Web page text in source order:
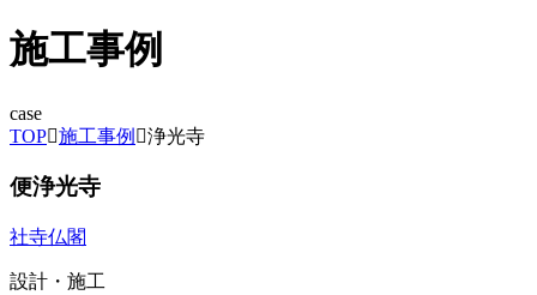
施工事例
case
TOP 施工事例 浄光寺
浄光寺
社寺仏閣
設計・施工